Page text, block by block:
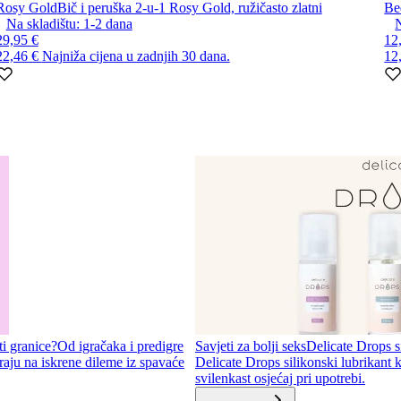
GoldBič i peruška 2-u-1 Rosy Gold, ružičasto zlatni
Na skladištu: 1-2 dana
€
€ Najniža cijena u zadnjih 30 dana.
granice?Od igračaka i predigre
na iskrene dileme iz spavaće
Savjeti za bolji seksDelicate Drops
Delicate Drops silikonski lubrikant
svilenkast osjećaj pri upotrebi.